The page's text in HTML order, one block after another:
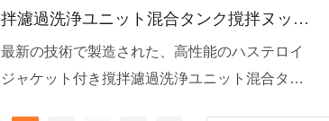
拌濾過洗浄ユニット混合タンク撹拌ヌッチ
ェフィルター
最新の技術で製造された、高性能のハステロイ
ジャケット付き撹拌濾過洗浄ユニット混合タン